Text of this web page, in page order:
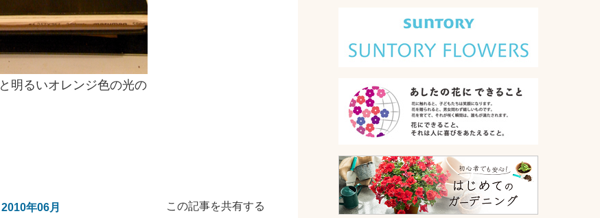
と明るいオレンジ色の光の
2010年06月 この記事を共有する